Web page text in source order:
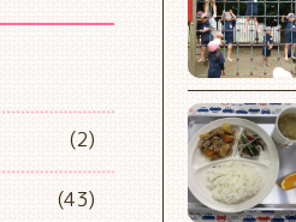
(2)
(43)